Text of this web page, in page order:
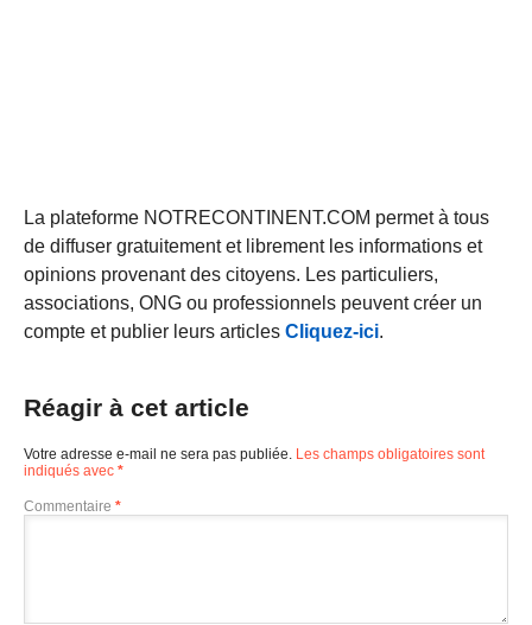
La plateforme NOTRECONTINENT.COM permet à tous
de diffuser gratuitement et librement les informations et
opinions provenant des citoyens. Les particuliers,
associations, ONG ou professionnels peuvent créer un
compte et publier leurs articles Cliquez-ici.
Réagir à cet article
Votre adresse e-mail ne sera pas publiée. Les champs obligatoires sont
indiqués avec *
Commentaire *